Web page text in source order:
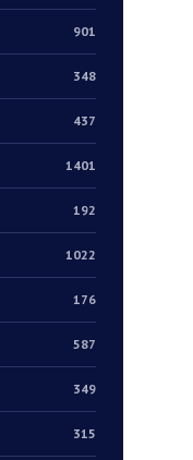
901
348
437
1401
192
1022
176
587
349
315